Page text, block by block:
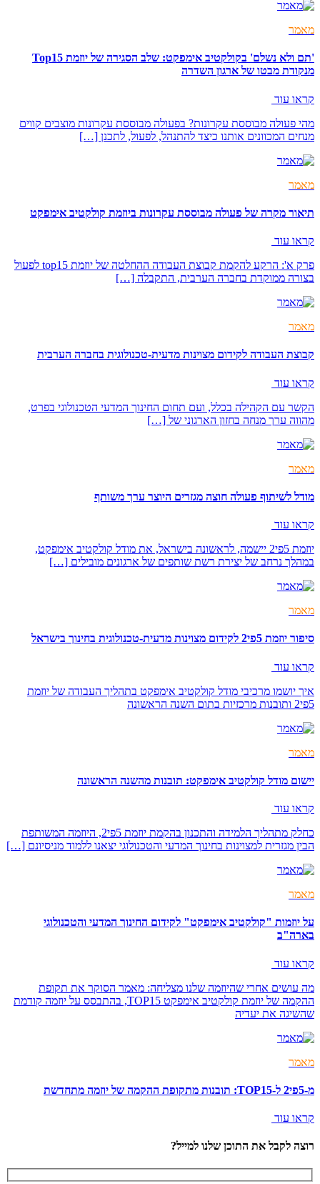
מאמר
'תם ולא נשלם' בקולקטיב אימפקט: שלב הסגירה של יוזמת Top15
מנקודת מבטו של ארגון השדרה
קראו עוד
מהי פעולה מבוססת עקרונות? בפעולה מבוססת עקרונות מוצבים קווים
מנחים המכוונים אותנו כיצד להתנהל, לפעול, לתכנן […]
מאמר
תיאור מקרה של פעולה מבוססת עקרונות ביוזמת קולקטיב אימפקט
קראו עוד
פרק א': הרקע להקמת קבוצת העבודה ההחלטה של יוזמת top15 לפעול
בצורה ממוקדת בחברה הערבית, התקבלה […]
מאמר
קבוצת העבודה לקידום מצוינות מדעית-טכנולוגית בחברה הערבית
קראו עוד
הקשר עם הקהילה בכלל, ועם תחום החינוך המדעי הטכנולוגי בפרט,
מהווה ערך מנחה בחזון הארגוני של […]
מאמר
מודל לשיתוף פעולה חוצה מגזרים היוצר ערך משותף
קראו עוד
יוזמת 5פי2 יישמה, לראשונה בישראל, את מודל קולקטיב אימפקט,
במהלך נרחב של יצירת רשת שותפים של ארגונים מובילים […]
מאמר
סיפור יוזמת 5פי2 לקידום מצוינות מדעית-טכנולוגית בחינוך בישראל
קראו עוד
איך יושמו מרכיבי מודל קולקטיב אימפקט בתהליך העבודה של יוזמת
5פי2 ותובנות מרכזיות בתום השנה הראשונה
מאמר
יישום מודל קולקטיב אימפקט: תובנות מהשנה הראשונה
קראו עוד
כחלק מתהליך הלמידה והתכנון בהקמת יוזמת 5פי2, היוזמה המשותפת
הבין מגזרית למצוינות בחינוך המדעי והטכנולוגי יצאנו ללמוד מניסיונם […]
מאמר
על יוזמות "קולקטיב אימפקט" לקידום החינוך המדעי והטכנולוגי
בארה"ב
קראו עוד
מה עושים אחרי שהיוזמה שלנו מצליחה: מאמר הסוקר את תקופת
ההקמה של יוזמת קולקטיב אימפקט TOP15, בהתבסס על יוזמה קודמת
שהשיגה את יעדיה
מאמר
מ-5פי2 ל-TOP15: תובנות מתקופת ההקמה של יוזמה מתחדשת
קראו עוד
רוצה לקבל את התוכן שלנו למייל?